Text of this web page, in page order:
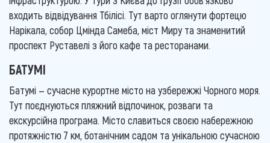
входить відвідування Тбілісі. Тут варто оглянути фортецю
Нарікала, собор Цмінда Самеба, міст Миру та знаменитий
проспект Руставелі з його кафе та ресторанами.
БАТУМІ
Батумі — сучасне курортне місто на узбережжі Чорного моря.
Тут поєднуються пляжний відпочинок, розваги та
екскурсійна програма. Місто славиться своєю набережною
протяжністю 7 км, ботанічним садом та унікальною сучасною